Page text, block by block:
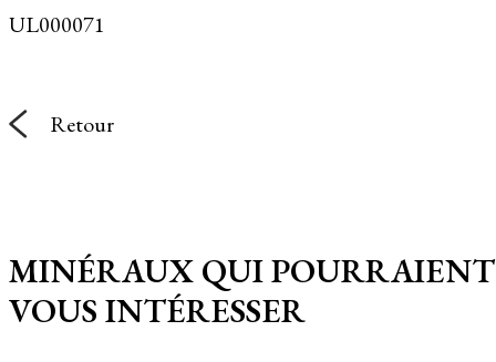
UL000071
Retour
MINÉRAUX QUI POURRAIENT
VOUS INTÉRESSER